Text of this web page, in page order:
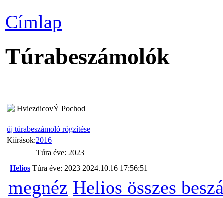
Címlap
Túrabeszámolók
HviezdicovÝ Pochod
új túrabeszámoló rögzítése
Kiírások:2016
Túra éve: 2023
Helios Túra éve: 2023 2024.10.16 17:56:51
megnéz Helios összes